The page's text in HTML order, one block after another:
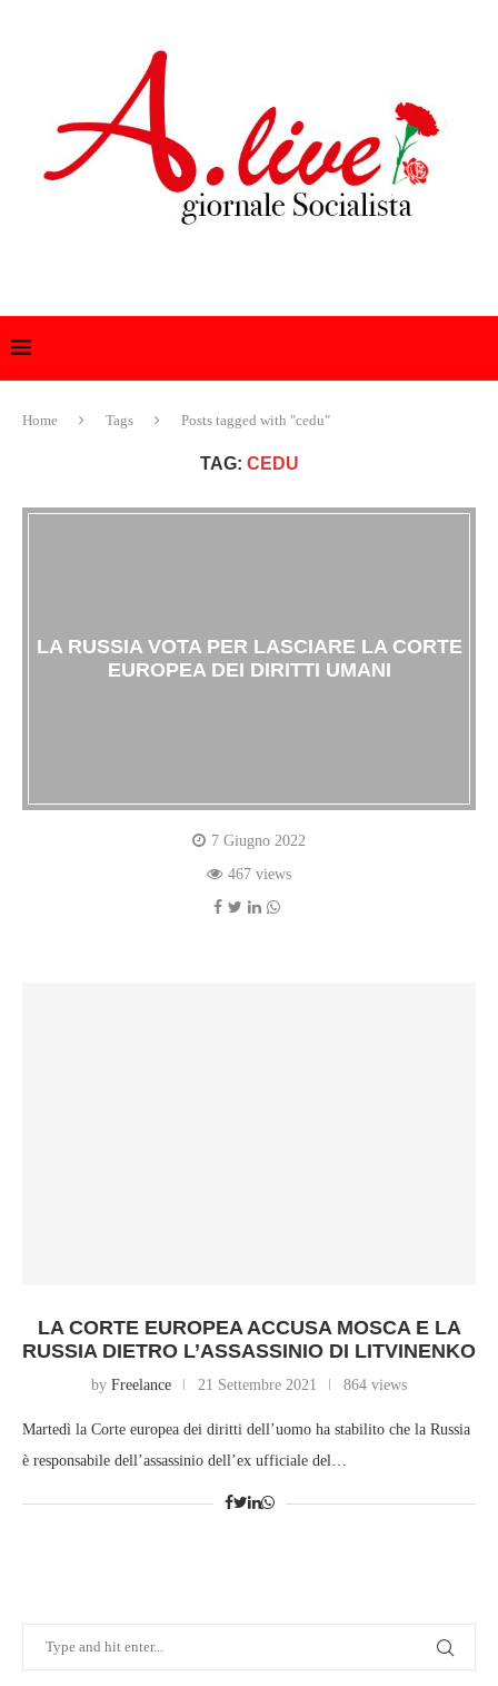
Home Tags Posts tagged with "cedu"
TAG: CEDU
LA RUSSIA VOTA PER LASCIARE LA CORTE
EUROPEA DEI DIRITTI UMANI
7 Giugno 2022
467 views
LA CORTE EUROPEA ACCUSA MOSCA E LA
RUSSIA DIETRO L’ASSASSINIO DI LITVINENKO
by Freelance 21 Settembre 2021 864 views
Martedì la Corte europea dei diritti dell’uomo ha stabilito che la Russia
è responsabile dell’assassinio dell’ex ufficiale del…